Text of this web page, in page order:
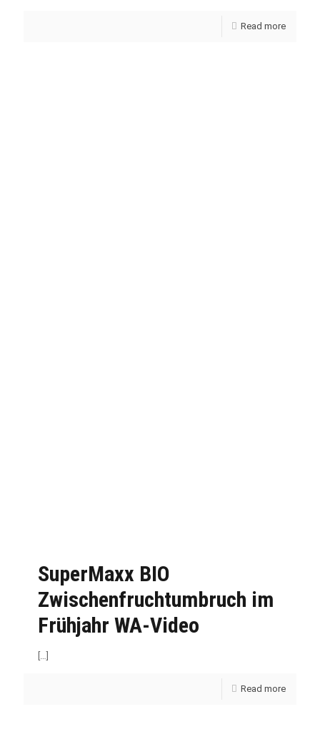
Read more
SuperMaxx BIO
Zwischenfruchtumbruch im
Frühjahr WA-Video
[…]
Read more